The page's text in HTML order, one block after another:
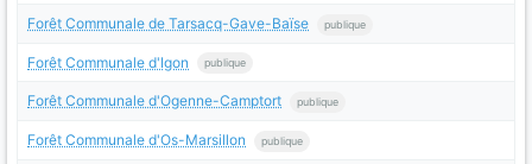
Forêt Communale de Tarsacq-Gave-Baïse publique
Forêt Communale d'Igon publique
Forêt Communale d'Ogenne-Camptort publique
Forêt Communale d'Os-Marsillon publique